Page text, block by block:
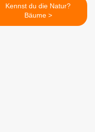
Kennst du die Natur?
Bäume >